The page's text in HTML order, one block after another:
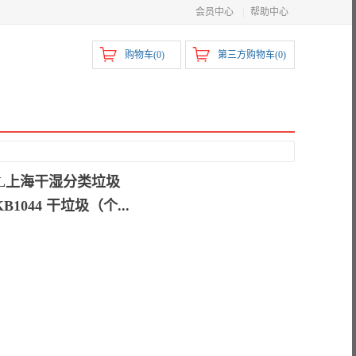
会员中心 帮助中心
第三方购物车(0)
购物车(0)
上海干湿分类垃圾
干垃圾（个...